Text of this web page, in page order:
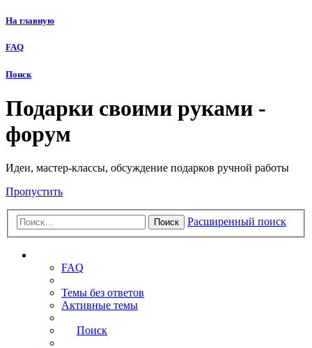
На главную
FAQ
Поиск
Подарки своими руками -
форум
Идеи, мастер-классы, обсуждение подарков ручной работы
Пропустить
Поиск Расширенный поиск
FAQ
Темы без ответов
Активные темы
Поиск